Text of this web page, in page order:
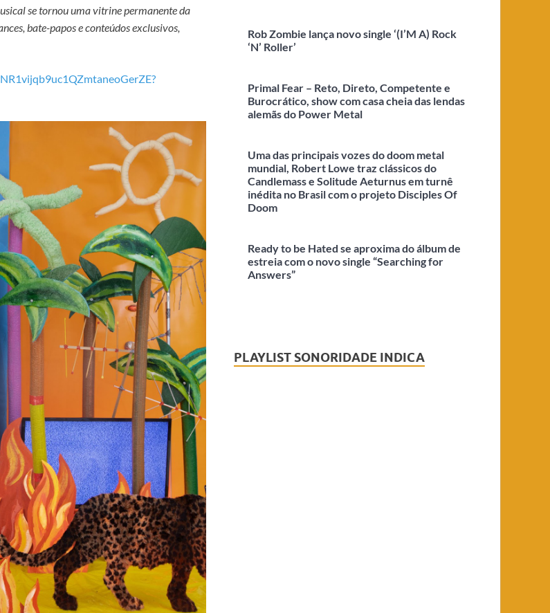
se tornou uma vitrine permanente da
bate-papos e conteúdos exclusivos,
Rob Zombie lança novo single ‘(I’M A) Rock
‘N’ Roller’
Primal Fear – Reto, Direto, Competente e
Burocrático, show com casa cheia das lendas
alemãs do Power Metal
Uma das principais vozes do doom metal
mundial, Robert Lowe traz clássicos do
Candlemass e Solitude Aeturnus em turnê
inédita no Brasil com o projeto Disciples Of
Doom
Ready to be Hated se aproxima do álbum de
estreia com o novo single “Searching for
Answers”
PLAYLIST SONORIDADE INDICA